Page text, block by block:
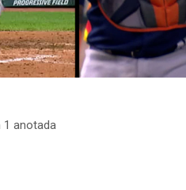
1 anotada